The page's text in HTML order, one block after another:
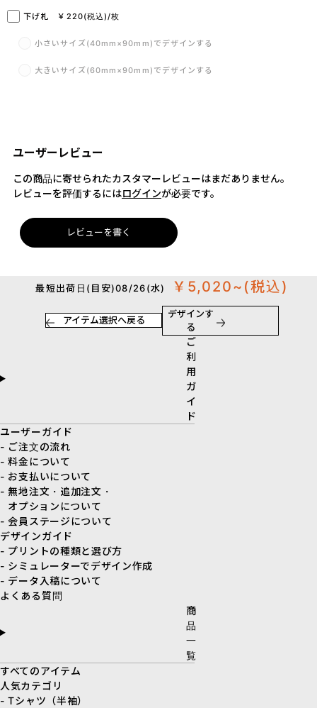
下げ札 ￥220(税込)/枚
小さいサイズ(40mm×90mm)でデザインする
大きいサイズ(60mm×90mm)でデザインする
ユーザーレビュー
この商品に寄せられたカスタマーレビューはまだありません。
レビューを評価するにはログインが必要です。
レビューを書く
最短出荷日(目安)08/26(水) ￥5,020~ (税込)
アイテム選択へ戻る
デザインす
る
ご
利
用
ガ
イ
ド
ユーザーガイド
- ご注文の流れ
- 料金について
- お支払いについて
- 無地注文・追加注文・
オプションについて
- 会員ステージについて
デザインガイド
- プリントの種類と選び方
- シミュレーターでデザイン作成
- データ入稿について
よくある質問
商
品
一
覧
すべてのアイテム
人気カテゴリ
- Tシャツ（半袖）